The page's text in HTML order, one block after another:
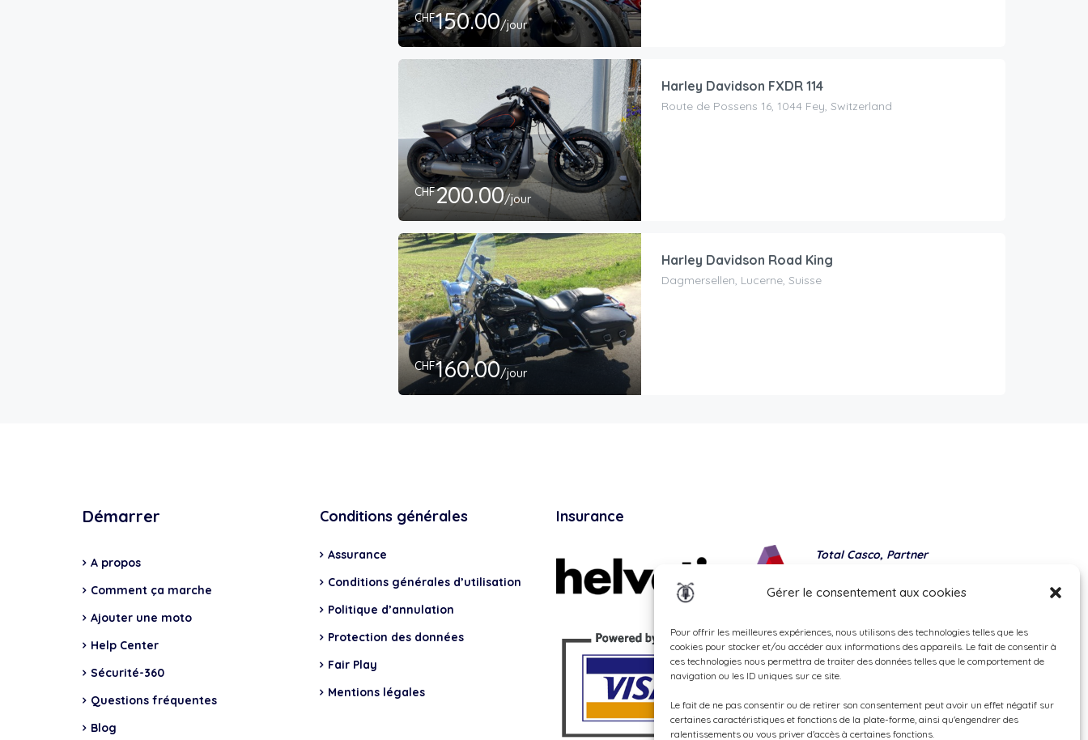
Gérer le consentement aux cookies
Pour offrir les meilleures expériences, nous utilisons des technologies telles que les
cookies pour stocker et/ou accéder aux informations des appareils. Le fait de consentir à
ces technologies nous permettra de traiter des données telles que le comportement de
navigation ou les ID uniques sur ce site.
Le fait de ne pas consentir ou de retirer son consentement peut avoir un effet négatif sur
certaines caractéristiques et fonctions de la plate-forme, ainsi qu'engendrer des
ralentissements ou vous priver d'accès à certaines fonctions.
CHF150.00/jour
CHF200.00/jour
Harley Davidson FXDR 114
Route de Possens 16, 1044 Fey, Switzerland
CHF160.00/jour
Harley Davidson Road King
Dagmersellen, Lucerne, Suisse
Démarrer
A propos
Comment ça marche
Ajouter une moto
Help Center
Sécurité-360
Questions fréquentes
Blog
Conditions générales
Assurance
Conditions générales d’utilisation
Politique d’annulation
Protection des données
Fair Play
Mentions légales
Insurance
Total Casco, Partner
Methods of payment